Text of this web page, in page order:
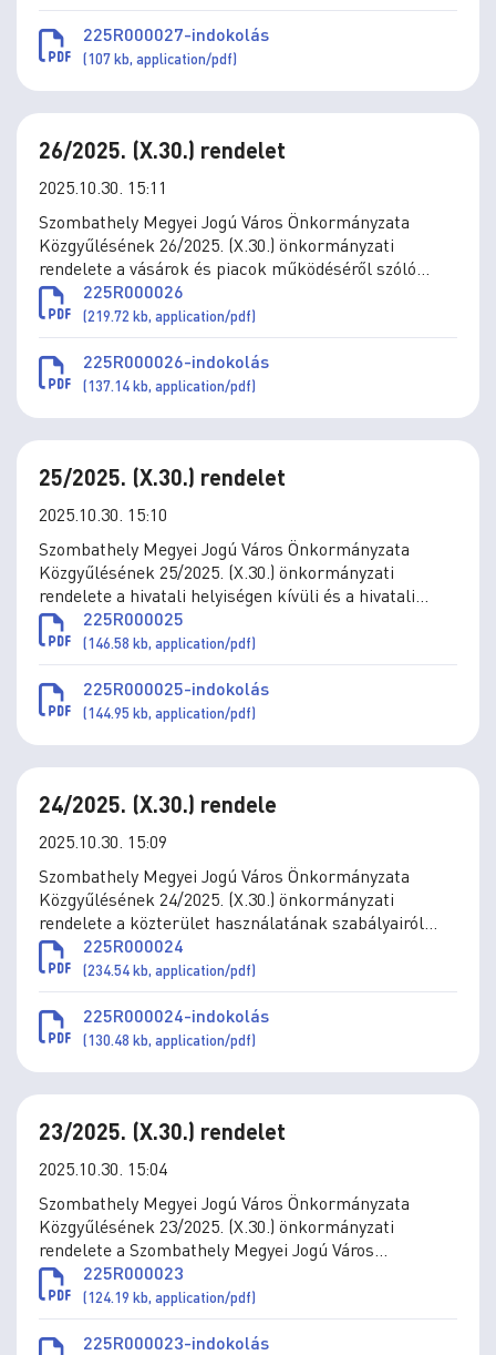
225R000027-indokolás
(107 kb, application/pdf)
26/2025. (X.30.) rendelet
2025.10.30. 15:11
Szombathely Megyei Jogú Város Önkormányzata
Közgyűlésének 26/2025. (X.30.) önkormányzati
rendelete a vásárok és piacok működéséről szóló
34/1995. (X.26.) önkormányzati rendelet módosításáról
225R000026
(219.72 kb, application/pdf)
225R000026-indokolás
(137.14 kb, application/pdf)
25/2025. (X.30.) rendelet
2025.10.30. 15:10
Szombathely Megyei Jogú Város Önkormányzata
Közgyűlésének 25/2025. (X.30.) önkormányzati
rendelete a hivatali helyiségen kívüli és a hivatali
munkaidőn kívüli anyakönyvi események
engedélyezésének szabályairól és a
többletszolgáltatások utáni díjakról szóló 9/2018.
(V.7.) önkormányzati rendelet módosításáról
225R000025
(146.58 kb, application/pdf)
225R000025-indokolás
(144.95 kb, application/pdf)
24/2025. (X.30.) rendele
2025.10.30. 15:09
Szombathely Megyei Jogú Város Önkormányzata
Közgyűlésének 24/2025. (X.30.) önkormányzati
rendelete a közterület használatának szabályairól
szóló 2/2011. (I.31.) önkormányzati rendelet
módosításáról
225R000024
(234.54 kb, application/pdf)
225R000024-indokolás
(130.48 kb, application/pdf)
23/2025. (X.30.) rendelet
2025.10.30. 15:04
Szombathely Megyei Jogú Város Önkormányzata
Közgyűlésének 23/2025. (X.30.) önkormányzati
rendelete a Szombathely Megyei Jogú Város
Önkormányzata által adományozható kitüntetésekről
szóló 7/2016. (III.1.) önkormányzati rendelet
módosításáról
225R000023
(124.19 kb, application/pdf)
225R000023-indokolás